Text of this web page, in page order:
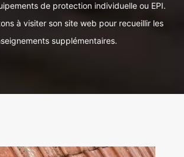
de protection individuelle ou EPI.
à visiter son site web pour recueillir les
supplémentaires.